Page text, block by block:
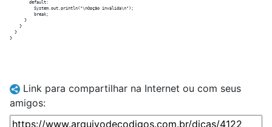
        default:
          System.out.println("\nOpção inválida\n");
          break;
      }
    }
  }
Link para compartilhar na Internet ou com seus
amigos: